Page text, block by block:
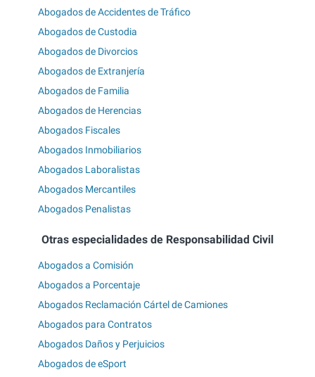
Abogados de Accidentes de Tráfico
Abogados de Custodia
Abogados de Divorcios
Abogados de Extranjería
Abogados de Familia
Abogados de Herencias
Abogados Fiscales
Abogados Inmobiliarios
Abogados Laboralistas
Abogados Mercantiles
Abogados Penalistas
Otras especialidades de Responsabilidad Civil
Abogados a Comisión
Abogados a Porcentaje
Abogados Reclamación Cártel de Camiones
Abogados para Contratos
Abogados Daños y Perjuicios
Abogados de eSport